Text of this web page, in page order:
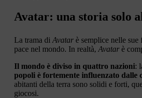
Avatar: una storia solo
La trama di Avatar è semplice nelle
pace nel mondo. In realtà, Avatar è
Il mondo è diviso in quattro nazioni:
popoli è fortemente influenzato dalle
abitanti della terra sono solidi e forti,
giocosi.